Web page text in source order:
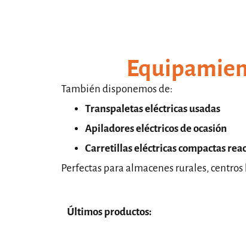
También disponemos de:
Transpaletas eléctricas usadas
Apiladores eléctricos de ocasión
Carretillas eléctricas compactas
Perfectas para almacenes rurales,
Últimos productos: